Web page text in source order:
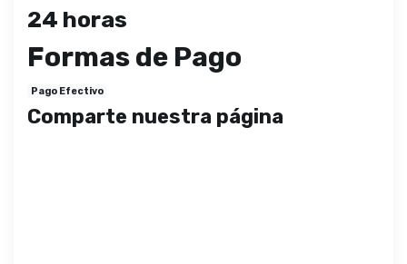
24 horas
Formas de Pago
Pago Efectivo
Comparte nuestra página